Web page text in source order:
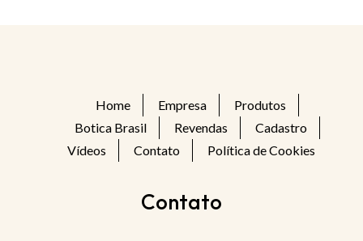
Home Empresa
Produtos
Botica Brasil
Revendas
Cadastro
Vídeos
Contato Política de Cookies
Contato